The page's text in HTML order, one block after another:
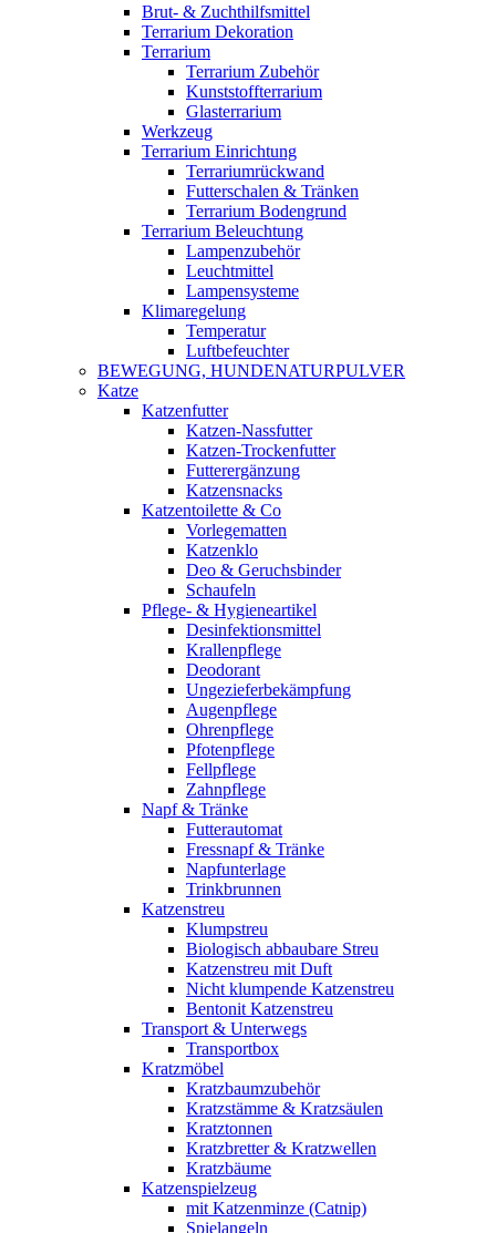
Brut- & Zuchthilfsmittel
Terrarium Dekoration
Terrarium
Terrarium Zubehör
Kunststoffterrarium
Glasterrarium
Werkzeug
Terrarium Einrichtung
Terrariumrückwand
Futterschalen & Tränken
Terrarium Bodengrund
Terrarium Beleuchtung
Lampenzubehör
Leuchtmittel
Lampensysteme
Klimaregelung
Temperatur
Luftbefeuchter
BEWEGUNG, HUNDENATURPULVER
Katze
Katzenfutter
Katzen-Nassfutter
Katzen-Trockenfutter
Futterergänzung
Katzensnacks
Katzentoilette & Co
Vorlegematten
Katzenklo
Deo & Geruchsbinder
Schaufeln
Pflege- & Hygieneartikel
Desinfektionsmittel
Krallenpflege
Deodorant
Ungezieferbekämpfung
Augenpflege
Ohrenpflege
Pfotenpflege
Fellpflege
Zahnpflege
Napf & Tränke
Futterautomat
Fressnapf & Tränke
Napfunterlage
Trinkbrunnen
Katzenstreu
Klumpstreu
Biologisch abbaubare Streu
Katzenstreu mit Duft
Nicht klumpende Katzenstreu
Bentonit Katzenstreu
Transport & Unterwegs
Transportbox
Kratzmöbel
Kratzbaumzubehör
Kratzstämme & Kratzsäulen
Kratztonnen
Kratzbretter & Kratzwellen
Kratzbäume
Katzenspielzeug
mit Katzenminze (Catnip)
Spielangeln